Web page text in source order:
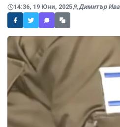
14:36, 19 Юни, 2025 Димитър